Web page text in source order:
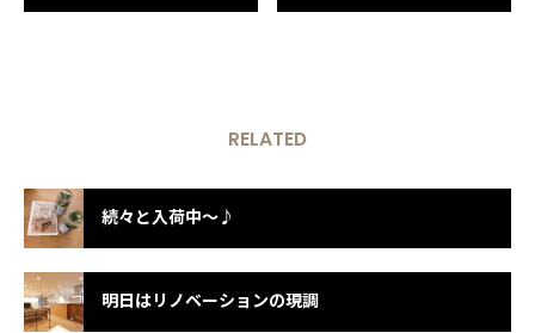
RELATED
続々と入荷中～♪
明日はリノベーションの現調